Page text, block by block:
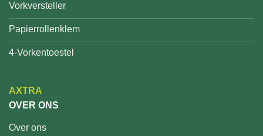
Vorkversteller
Papierrollenklem
4-Vorkentoestel
AXTRA
OVER ONS
Over ons